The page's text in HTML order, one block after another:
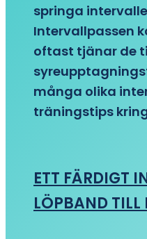
springa
Intervallpassen
oftast tjänar de
många olika
träningstips
ETT FÄRDIGT
LÖPBAND TILL